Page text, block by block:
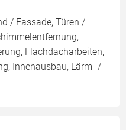
/ Fassade, Türen /
Flachdacharbeiten,
Innenausbau, Lärm- /